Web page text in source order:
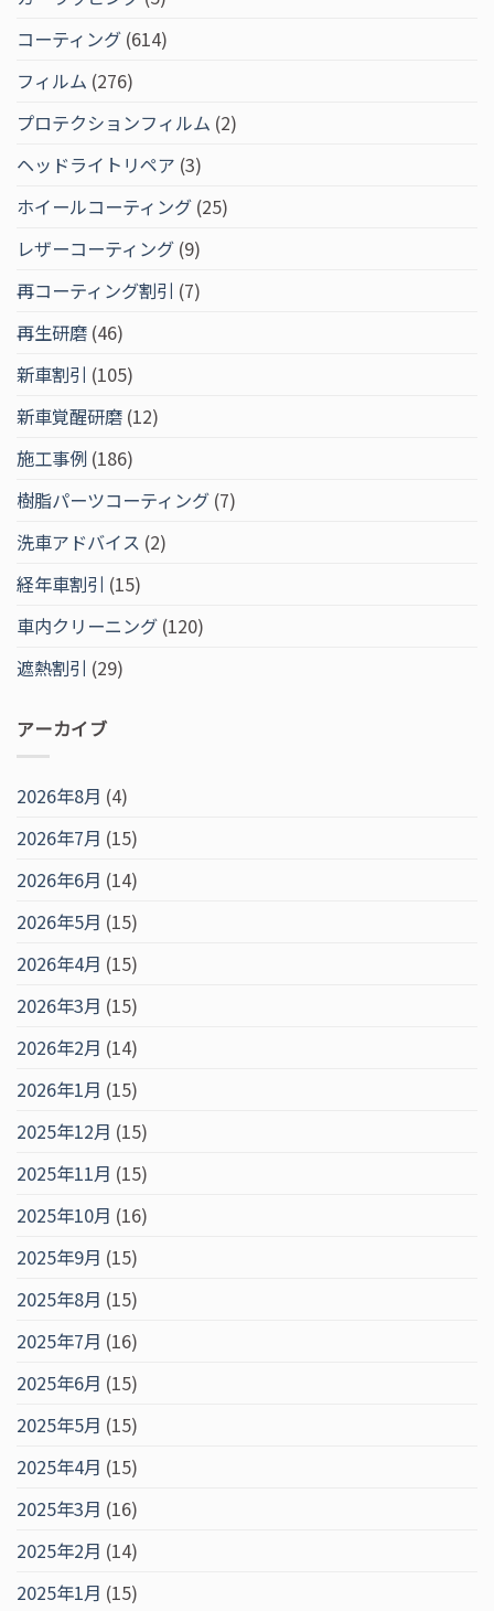
コーティング (614)
フィルム (276)
プロテクションフィルム (2)
ヘッドライトリペア (3)
ホイールコーティング (25)
レザーコーティング (9)
再コーティング割引 (7)
再生研磨 (46)
新車割引 (105)
新車覚醒研磨 (12)
施工事例 (186)
樹脂パーツコーティング (7)
洗車アドバイス (2)
経年車割引 (15)
車内クリーニング (120)
遮熱割引 (29)
アーカイブ
2026年8月 (4)
2026年7月 (15)
2026年6月 (14)
2026年5月 (15)
2026年4月 (15)
2026年3月 (15)
2026年2月 (14)
2026年1月 (15)
2025年12月 (15)
2025年11月 (15)
2025年10月 (16)
2025年9月 (15)
2025年8月 (15)
2025年7月 (16)
2025年6月 (15)
2025年5月 (15)
2025年4月 (15)
2025年3月 (16)
2025年2月 (14)
2025年1月 (15)